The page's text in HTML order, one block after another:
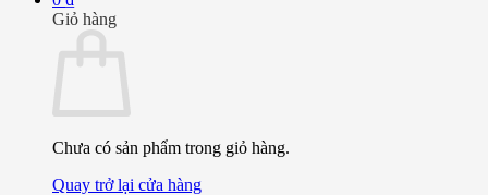
Giỏ hàng
Chưa có sản phẩm trong giỏ hàng.
Quay trở lại cửa hàng